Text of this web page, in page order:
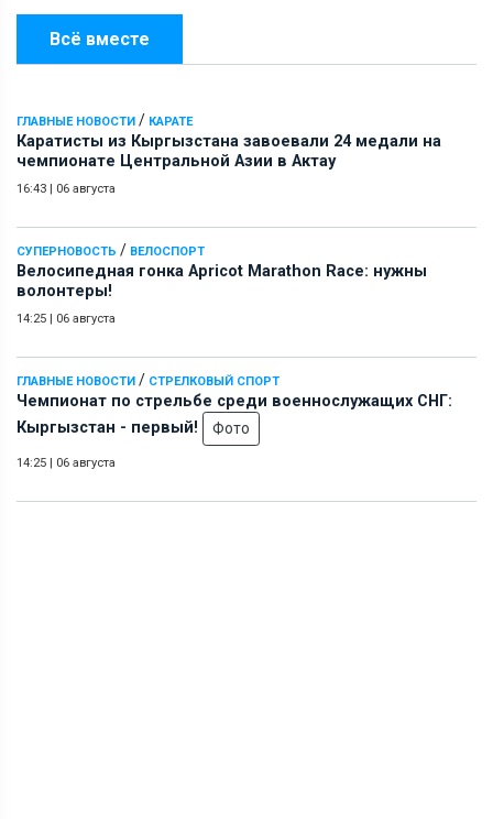
Всё вместе
ГЛАВНЫЕ НОВОСТИ / КАРАТЕ
Каратисты из Кыргызстана завоевали 24 медали на
чемпионате Центральной Азии в Актау
16:43 | 06 августа
СУПЕРНОВОСТЬ / ВЕЛОСПОРТ
Велосипедная гонка Apricot Marathon Race: нужны
волонтеры!
14:25 | 06 августа
ГЛАВНЫЕ НОВОСТИ / СТРЕЛКОВЫЙ СПОРТ
Чемпионат по стрельбе среди военнослужащих СНГ:
Кыргызстан - первый!
Фото
14:25 | 06 августа